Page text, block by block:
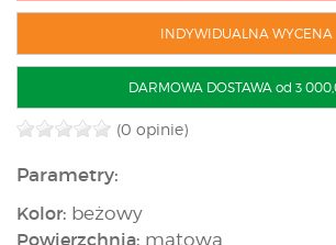
INDYWIDUALNA WYCENA
DARMOWA DOSTAWA od 3
(0 opinie)
Parametry:
Kolor: beżowy
Powierzchnia: matowa